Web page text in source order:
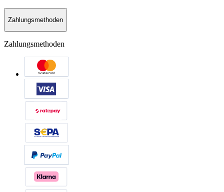
Zahlungsmethoden
Zahlungsmethoden